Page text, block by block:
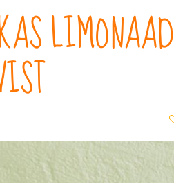
LIMONAAD